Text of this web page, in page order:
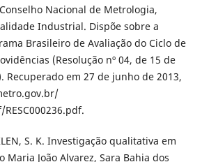
Nacional de Metrologia,
Industrial. Dispõe sobre a
Brasileiro de Avaliação do Ciclo de
(Resolução nº 04, de 15 de
Recuperado em 27 de junho de 2013,
S. K. Investigação qualitativa em
Maria João Alvarez, Sara Bahia dos